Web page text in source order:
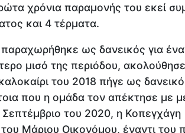
χρόνια παραμονής του εκεί
και 4 τέρματα.
ως δανεικός για
μισό της περιόδου,
του 2018 πήγε ως
που η ομάδα τον απέκτησε με
του 2020, η Κοπεγχάγη
Μάριου Οικονόμου, έναντι του